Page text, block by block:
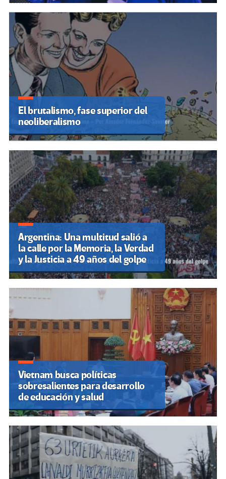
El brutalismo, fase superior del
neoliberalismo
Argentina: Una multitud salió a
la calle por la Memoria, la Verdad
y la Justicia a 49 años del golpe
Vietnam busca políticas
sobresalientes para desarrollo
de educación y salud